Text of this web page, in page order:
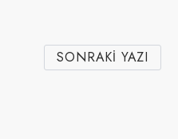
SONRAKI YAZI